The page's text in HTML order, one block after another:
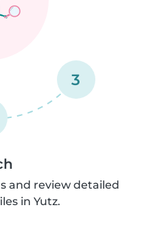
3
and review detailed
in Yutz.